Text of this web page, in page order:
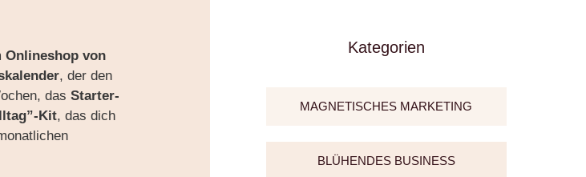
Onlineshop von
, der den
das Starter-
Kit, das dich
Kategorien
MAGNETISCHES MARKETING
BLÜHENDES BUSINESS